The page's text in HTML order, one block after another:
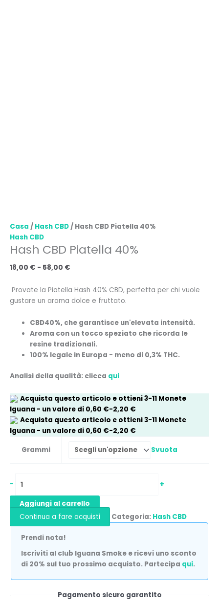
Casa / Hash CBD / Hash CBD Piatella 40%
Hash CBD
Hash CBD Piatella 40%
18,00 € - 58,00 €
Provate la Piatella Hash 40% CBD, perfetta per chi vuole
gustare un aroma dolce e fruttato.
CBD40%, che garantisce un'elevata intensità.
Aroma con un tocco speziato che ricorda le
resine tradizionali.
100% legale in Europa - meno di 0,3% THC.
Analisi della qualità: clicca qui
Acquista questo articolo e ottieni3-11 Monete
Iguana - un valore di 0,60 €-2,20 €
Acquista questo articolo e ottieni3-11 Monete
Iguana - un valore di 0,60 €-2,20 €
Grammi Svuota
- +
Aggiungi al carrello
Continua a fare acquisti
Categoria: Hash CBD
Prendi nota!
Iscriviti al club Iguana Smoke e ricevi uno sconto
di 20% sul tuo prossimo acquisto. Partecipa qui.
Pagamento sicuro garantito